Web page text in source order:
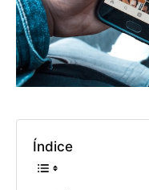
Índice